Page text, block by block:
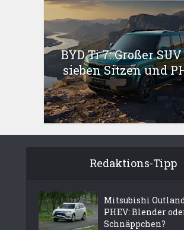
BYD Ti 7: Großer
sieben Sitzen und
Redaktions-Tipp
Mitsubishi
PHEV: Blender
Schnäppchen?